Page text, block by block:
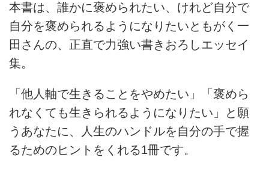
本書は、誰かに褒められたい、けれど自分で
自分を褒められるようになりたいともがく一
田さんの、正直で力強い書きおろしエッセイ
集。
「他人軸で生きることをやめたい」「褒めら
れなくても生きられるようになりたい」と願
うあなたに、人生のハンドルを自分の手で握
るためのヒントをくれる1冊です。